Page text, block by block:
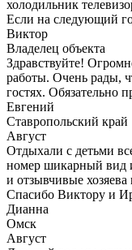
холодильник
Если на следующий
Виктор
Владелец объекта
Здравствуйте!
работы. Очень рады,
гостях. Обязательно
Евгений
Ставропольский край
Август
Отдыхали с детьми
номер шикарный вид
и отзывчивые
Спасибо Виктору и
Дианна
Омск
Август